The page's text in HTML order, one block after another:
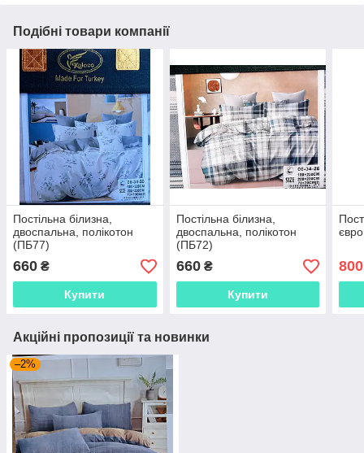
Подібні товари компанії
Постільна білизна,
двоспальна, полікотон
(ПБ77)
660 ₴
Купити
Постільна білизна,
двоспальна, полікотон
(ПБ72)
660₴
Купити
800
Акційні пропозиції та новинки
–2%